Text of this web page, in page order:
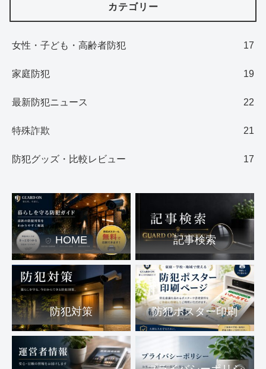
カテゴリー
女性・子ども・高齢者防犯 17
家庭防犯 19
最新防犯ニュース 22
特殊詐欺 21
防犯グッズ・比較レビュー 17
HOME 記事検索
防犯対策 防犯ポスター印刷